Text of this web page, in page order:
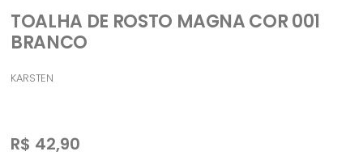
TOALHA DE ROSTO MAGNA COR 001
BRANCO
KARSTEN
R$ 42,90